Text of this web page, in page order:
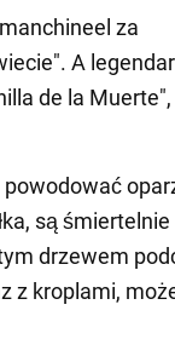
za
A
de la
są
drzewem
z kroplami,